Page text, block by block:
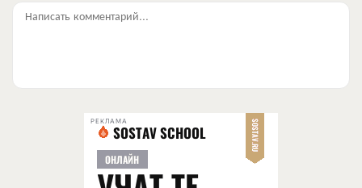
Написать комментарий...
РЕКЛАМА